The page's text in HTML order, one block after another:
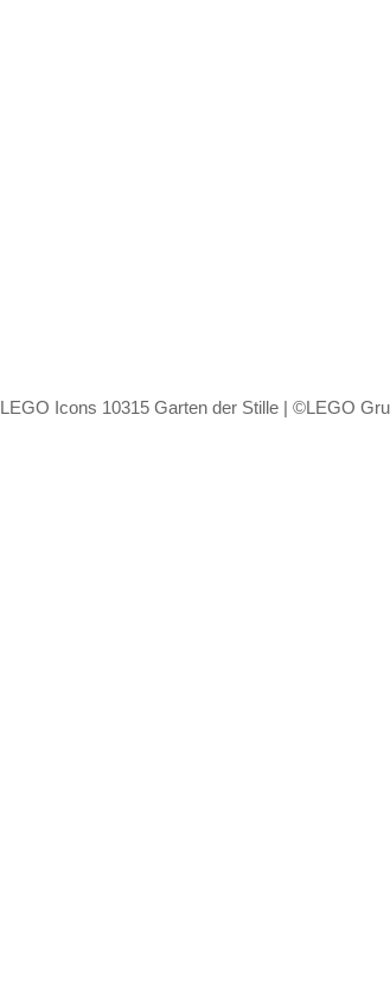
LEGO Icons 10315 Garten der Stille | ©LEGO